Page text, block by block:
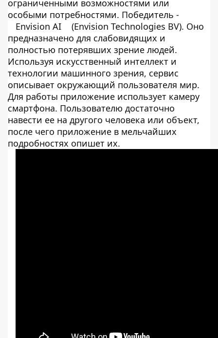
ограниченными возможностями или
особыми потребностями. Победитель -
Envision AI
(Envision Technologies BV). Оно
предназначено для слабовидящих и
полностью потерявших зрение людей.
Используя искусственный интеллект и
технологии машинного зрения, сервис
описывает окружающий пользователя мир.
Для работы приложение использует камеру
смартфона. Пользователю достаточно
навести ее на другого человека или объект,
после чего приложение в мельчайших
подробностях опишет их.